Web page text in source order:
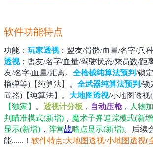
软件功能特点
功能 ： 玩家透视：盟友/骨骼/血量/名字/兵种
透视：盟友/名字/血量/驾驶状态/乘员数/距离
友/名字/血量/距离。 全枪械纯算法预判/锁
榴弹等)【纯算法】。 全武器纯算法预判/锁
武器)【纯算法】。 大地图透视/小地图透视
【独家】 。 透视计分板 ， 自动压枪， 人物
判瞄准模式(新增) ， 魔术子弹追踪模式(新
显示(新增) ， 阵营战略点显示(新增)。后续
能......！ 软件特点:大地图透视/小地图透视(